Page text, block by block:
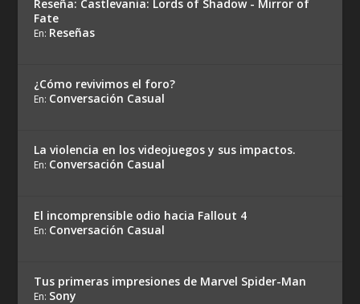
Reseña: Castlevania: Lords of Shadow - Mirror of
Fate
En: Reseñas
¿Cómo revivimos el foro?
En: Conversación Casual
La violencia en los videojuegos y sus impactos.
En: Conversación Casual
El incomprensible odio hacia Fallout 4
En: Conversación Casual
Tus primeras impresiones de Marvel Spider-Man
En: Sony